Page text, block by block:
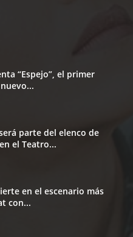
“Espejo”, el primer
parte del elenco de
el Teatro...
en el escenario más
con...